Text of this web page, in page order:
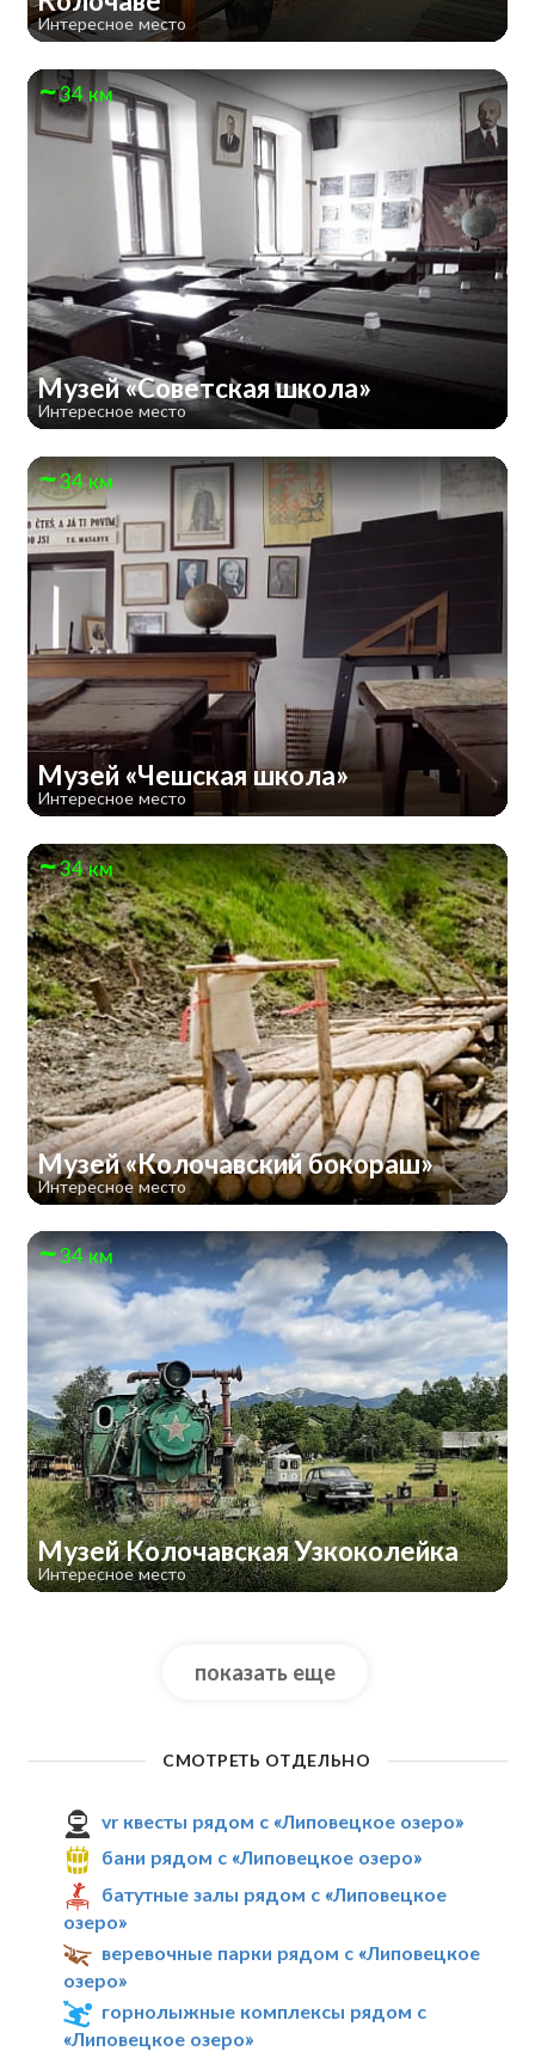
Интересное место
34 км
Музей «Советская школа»
Интересное место
34 км
Музей «Чешская школа»
Интересное место
34 км
Музей «Колочавский бокораш»
Интересное место
34 км
Музей Колочавская Узкоколейка
Интересное место
показать еще
СМОТРЕТЬ ОТДЕЛЬНО
vr квесты рядом с «Липовецкое озеро»
бани рядом с «Липовецкое озеро»
батутные залы рядом с «Липовецкое
озеро»
веревочные парки рядом с «Липовецкое
озеро»
горнолыжные комплексы рядом с
«Липовецкое озеро»